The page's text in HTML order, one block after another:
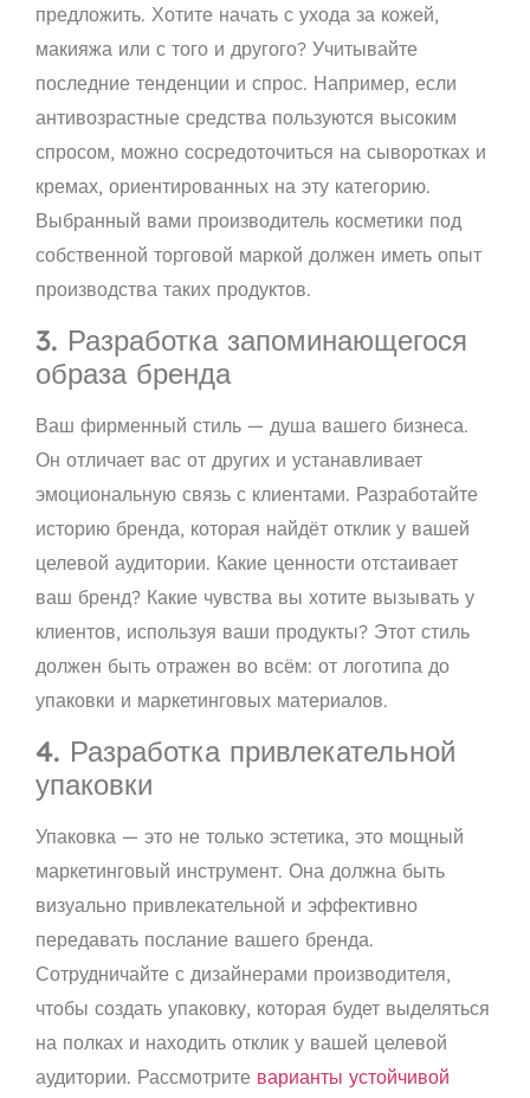
предложить. Хотите начать с ухода за кожей,
макияжа или с того и другого? Учитывайте
последние тенденции и спрос. Например, если
антивозрастные средства пользуются высоким
спросом, можно сосредоточиться на сыворотках и
кремах, ориентированных на эту категорию.
Выбранный вами производитель косметики под
собственной торговой маркой должен иметь опыт
производства таких продуктов.
3. Разработка запоминающегося
образа бренда
Ваш фирменный стиль — душа вашего бизнеса.
Он отличает вас от других и устанавливает
эмоциональную связь с клиентами. Разработайте
историю бренда, которая найдёт отклик у вашей
целевой аудитории. Какие ценности отстаивает
ваш бренд? Какие чувства вы хотите вызывать у
клиентов, используя ваши продукты? Этот стиль
должен быть отражен во всём: от логотипа до
упаковки и маркетинговых материалов.
4. Разработка привлекательной
упаковки
Упаковка — это не только эстетика, это мощный
маркетинговый инструмент. Она должна быть
визуально привлекательной и эффективно
передавать послание вашего бренда.
Сотрудничайте с дизайнерами производителя,
чтобы создать упаковку, которая будет выделяться
на полках и находить отклик у вашей целевой
аудитории. Рассмотрите варианты устойчивой